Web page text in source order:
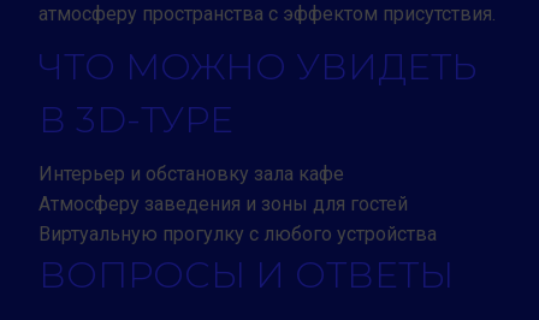
атмосферу пространства с эффектом присутствия.
ЧТО МОЖНО УВИДЕТЬ
В 3D-ТУРЕ
Интерьер и обстановку зала кафе
Атмосферу заведения и зоны для гостей
Виртуальную прогулку с любого устройства
ВОПРОСЫ И ОТВЕТЫ